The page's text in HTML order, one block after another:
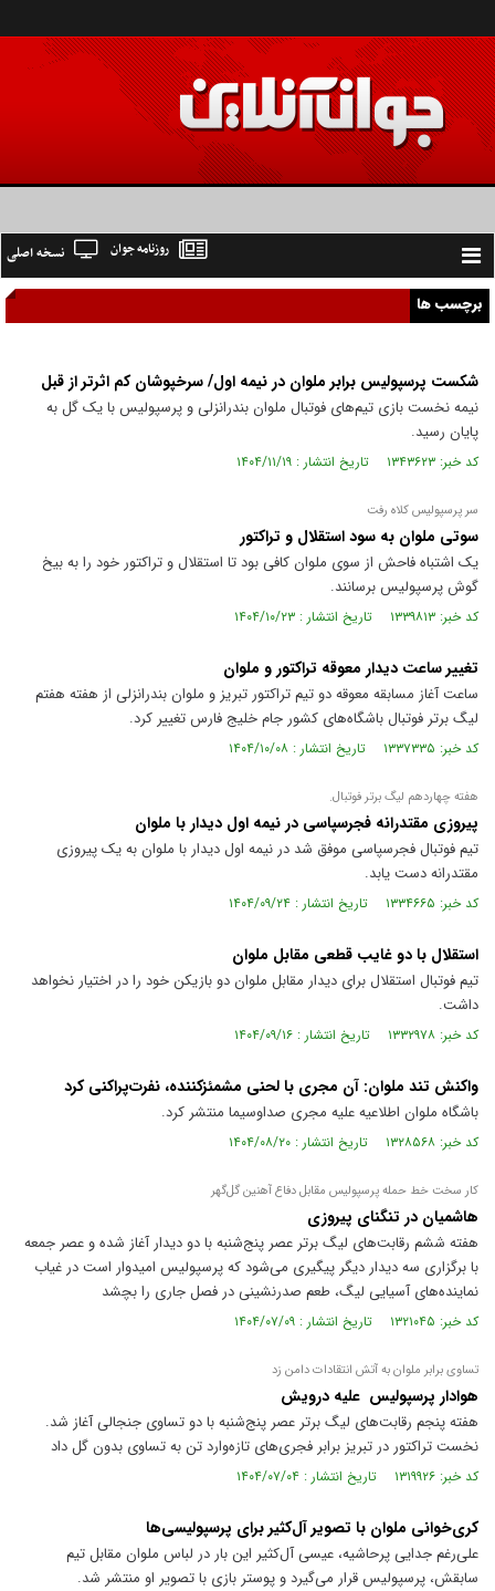
Toggle
navigation
نسخه اصلی روزنامه جوان
برچسب ها
شکست پرسپولیس برابر ملوان در نیمه اول/ سرخپوشان کم اثرتر از قبل
نیمه نخست بازی تیم‌های فوتبال ملوان بندرانزلی و پرسپولیس با یک گل به
پایان رسید.
کد خبر: ۱۳۴۳۶۲۳ تاریخ انتشار : ۱۴۰۴/۱۱/۱۹
سر پرسپولیس کلاه رفت
سوتی ملوان به سود استقلال و تراکتور
یک اشتباه فاحش از سوی ملوان کافی بود تا استقلال و تراکتور خود را به بیخ
گوش پرسپولیس برسانند.
کد خبر: ۱۳۳۹۸۱۳ تاریخ انتشار : ۱۴۰۴/۱۰/۲۳
تغییر ساعت دیدار معوقه تراکتور و ملوان
ساعت آغاز مسابقه معوقه دو تیم تراکتور تبریز و ملوان بندرانزلی از هفته هفتم
لیگ برتر فوتبال باشگاه‌های کشور جام خلیج فارس تغییر کرد.
کد خبر: ۱۳۳۷۳۳۵ تاریخ انتشار : ۱۴۰۴/۱۰/۰۸
هفته چهاردهم لیگ برتر فوتبال.
پیروزی مقتدرانه فجرسپاسی در نیمه اول دیدار با ملوان
تیم فوتبال فجرسپاسی موفق شد در نیمه اول دیدار با ملوان به یک پیروزی
مقتدرانه دست یابد.
کد خبر: ۱۳۳۴۶۶۵ تاریخ انتشار : ۱۴۰۴/۰۹/۲۴
استقلال با دو غایب قطعی مقابل ملوان
تیم فوتبال استقلال برای دیدار مقابل ملوان دو بازیکن خود را در اختیار نخواهد
داشت.
کد خبر: ۱۳۳۲۹۷۸ تاریخ انتشار : ۱۴۰۴/۰۹/۱۶
واکنش تند ملوان: آن مجری با لحنی مشمئزکننده، نفرت‌پراکنی کرد
باشگاه ملوان اطلاعیه علیه مجری صداوسیما منتشر کرد.
کد خبر: ۱۳۲۸۵۶۸ تاریخ انتشار : ۱۴۰۴/۰۸/۲۰
کار سخت خط حمله پرسپولیس مقابل دفاع آهنین گل‌گهر
هاشمیان در تنگنای پیروزی
هفته ششم رقابت‌های لیگ برتر عصر پنج‌شنبه با دو دیدار آغاز شده و عصر جمعه
با برگزاری سه دیدار دیگر پیگیری می‌شود که پرسپولیس امیدوار است در غیاب
نماینده‌های آسیایی لیگ، طعم صدرنشینی در فصل جاری را بچشد
کد خبر: ۱۳۲۱۰۴۵ تاریخ انتشار : ۱۴۰۴/۰۷/۰۹
تساوی برابر ملوان به آتش انتقادات دامن زد
هوادار پرسپولیس علیه درویش
هفته پنجم رقابت‌های لیگ برتر عصر پنج‌شنبه با دو تساوی جنجالی آغاز شد.
نخست تراکتور در تبریز برابر فجری‌های تازه‌وارد تن به تساوی بدون گل داد
کد خبر: ۱۳۱۹۹۲۶ تاریخ انتشار : ۱۴۰۴/۰۷/۰۴
کری‌خوانی ملوان با تصویر آل‌کثیر برای پرسپولیسی‌ها
علی‌رغم جدایی پرحاشیه، عیسی آل‌کثیر این بار در لباس ملوان مقابل تیم
سابقش، پرسپولیس قرار می‌گیرد و پوستر بازی با تصویر او منتشر شد.